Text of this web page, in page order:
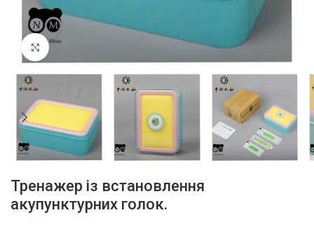
Click to enlarge
Тренажер із встановлення
акупунктурних голок.